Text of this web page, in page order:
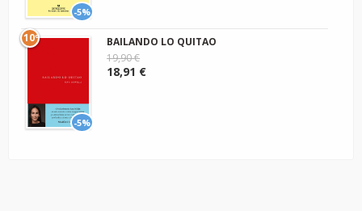
-5%
-5%
10º
BAILANDO LO QUITAO
19,90 €
18,91 €